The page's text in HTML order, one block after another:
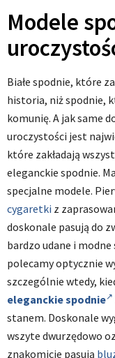
Modele
Białe spodnie, które
historia, niż spodnie,
komunię. A jak same
uroczystości jest
które zakładają
eleganckie spodnie.
specjalne modele.
cygaretki z
doskonale pasują do
bardzo udane i
polecamy optycznie
szczególnie wtedy,
eleganckie spodnie
stanem. Doskonale
wszyte dwurzędowo
znakomicie pasują